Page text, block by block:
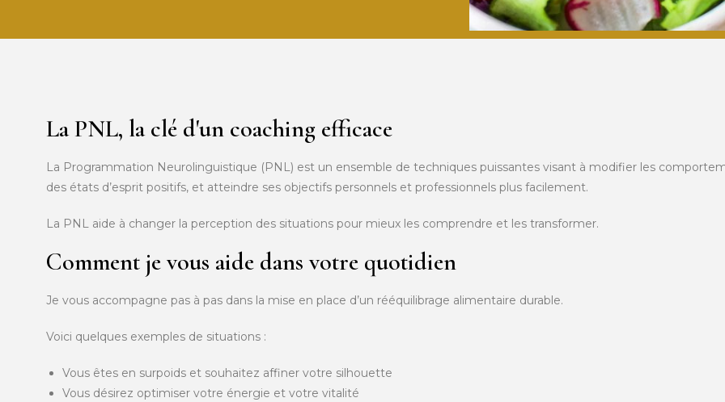
La PNL, la clé d'un coaching efficace
La Programmation Neurolinguistique (PNL) est un ensemble de techniques puissantes visant à modifier les
des états d’esprit positifs, et atteindre ses objectifs personnels et professionnels plus facilement.
La PNL aide à changer la perception des situations pour mieux les comprendre et les transformer.
Comment je vous aide dans votre quotidien
Je vous accompagne pas à pas dans la mise en place d’un rééquilibrage alimentaire durable.
Voici quelques exemples de situations :
Vous êtes en surpoids et souhaitez affiner votre silhouette
Vous désirez optimiser votre énergie et votre vitalité